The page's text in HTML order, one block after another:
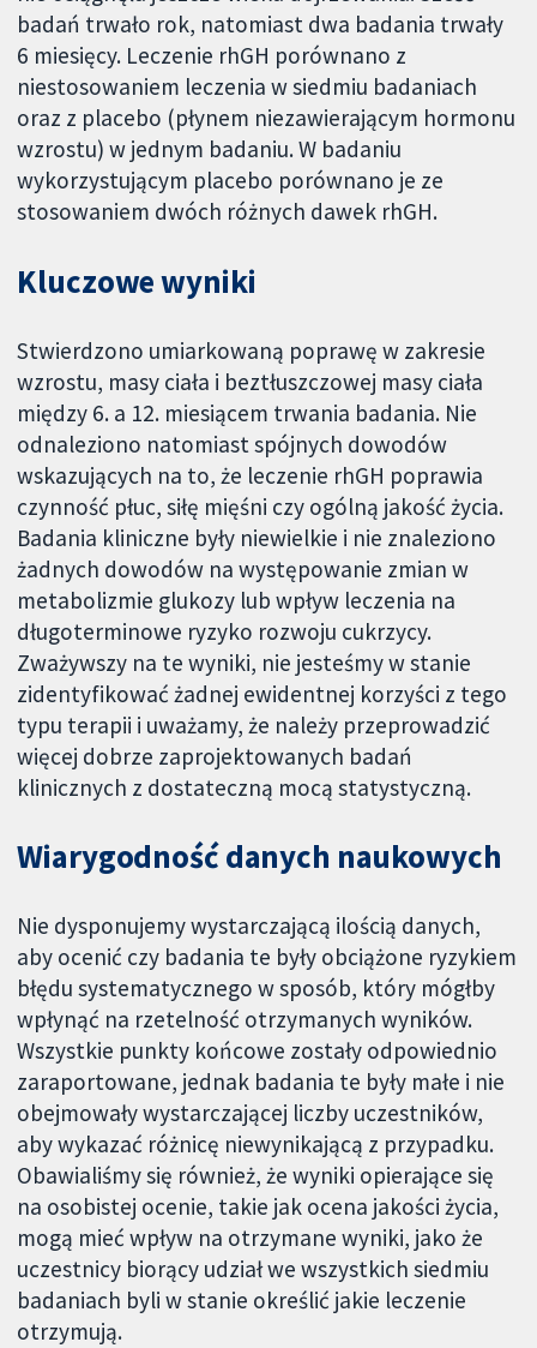
badań trwało rok, natomiast dwa badania trwały
6 miesięcy. Leczenie rhGH porównano z
niestosowaniem leczenia w siedmiu badaniach
oraz z placebo (płynem niezawierającym hormonu
wzrostu) w jednym badaniu. W badaniu
wykorzystującym placebo porównano je ze
stosowaniem dwóch różnych dawek rhGH.
Kluczowe wyniki
Stwierdzono umiarkowaną poprawę w zakresie
wzrostu, masy ciała i beztłuszczowej masy ciała
między 6. a 12. miesiącem trwania badania. Nie
odnaleziono natomiast spójnych dowodów
wskazujących na to, że leczenie rhGH poprawia
czynność płuc, siłę mięśni czy ogólną jakość życia.
Badania kliniczne były niewielkie i nie znaleziono
żadnych dowodów na występowanie zmian w
metabolizmie glukozy lub wpływ leczenia na
długoterminowe ryzyko rozwoju cukrzycy.
Zważywszy na te wyniki, nie jesteśmy w stanie
zidentyfikować żadnej ewidentnej korzyści z tego
typu terapii i uważamy, że należy przeprowadzić
więcej dobrze zaprojektowanych badań
klinicznych z dostateczną mocą statystyczną.
Wiarygodność danych naukowych
Nie dysponujemy wystarczającą ilością danych,
aby ocenić czy badania te były obciążone ryzykiem
błędu systematycznego w sposób, który mógłby
wpłynąć na rzetelność otrzymanych wyników.
Wszystkie punkty końcowe zostały odpowiednio
zaraportowane, jednak badania te były małe i nie
obejmowały wystarczającej liczby uczestników,
aby wykazać różnicę niewynikającą z przypadku.
Obawialiśmy się również, że wyniki opierające się
na osobistej ocenie, takie jak ocena jakości życia,
mogą mieć wpływ na otrzymane wyniki, jako że
uczestnicy biorący udział we wszystkich siedmiu
badaniach byli w stanie określić jakie leczenie
otrzymują.